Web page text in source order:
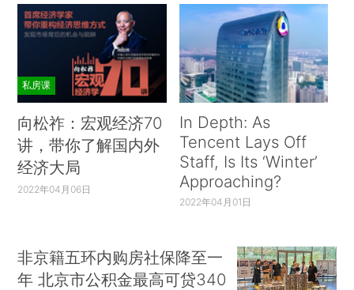
私房课
向松祚：宏观经济70
讲，带你了解国内外
经济大局
2022年04月06日
In Depth: As
Tencent Lays Off
Staff, Is Its ‘Winter’
Approaching?
2022年04月01日
非京籍五环内购房社保降至一
年 北京市公积金最高可贷340